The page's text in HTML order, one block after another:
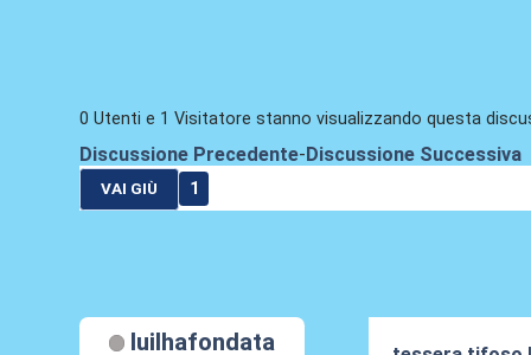
0 Utenti e 1 Visitatore stanno visualizzando questa
Discussione Precedente- Discussione Successiva
VAI GIÙ 1
luilhafondata